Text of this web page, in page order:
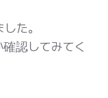
た。
認してみてく